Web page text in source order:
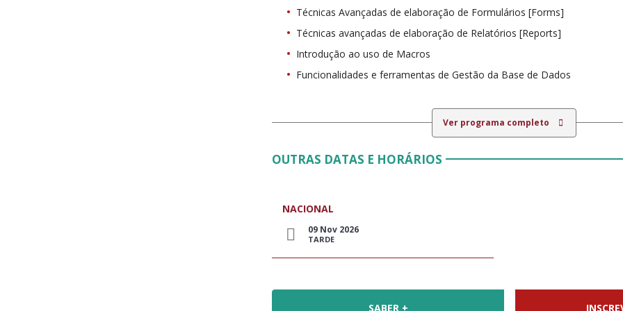
Técnicas Avançadas de elaboração de Formulários [Forms]
Técnicas avançadas de elaboração de Relatórios [Reports]
Introdução ao uso de Macros
Funcionalidades e ferramentas de Gestão da Base de Dados
Ver programa completo
OUTRAS DATAS E HORÁRIOS
NACIONAL
09 Nov 2026
TARDE
SABER +